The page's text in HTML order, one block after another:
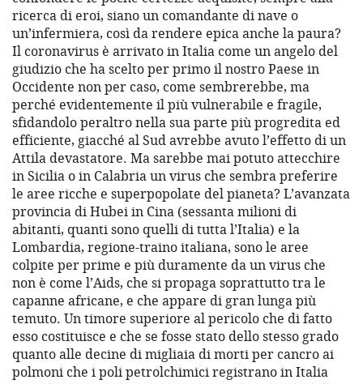
ricerca di eroi, siano un comandante di nave o
un’infermiera, così da rendere epica anche la paura?
Il coronavirus è arrivato in Italia come un angelo del
giudizio che ha scelto per primo il nostro Paese in
Occidente non per caso, come sembrerebbe, ma
perché evidentemente il più vulnerabile e fragile,
sfidandolo peraltro nella sua parte più progredita ed
efficiente, giacché al Sud avrebbe avuto l’effetto di un
Attila devastatore. Ma sarebbe mai potuto attecchire
in Sicilia o in Calabria un virus che sembra preferire
le aree ricche e superpopolate del pianeta? L’avanzata
provincia di Hubei in Cina (sessanta milioni di
abitanti, quanti sono quelli di tutta l’Italia) e la
Lombardia, regione-traino italiana, sono le aree
colpite per prime e più duramente da un virus che
non è come l’Aids, che si propaga soprattutto tra le
capanne africane, e che appare di gran lunga più
temuto. Un timore superiore al pericolo che di fatto
esso costituisce e che se fosse stato dello stesso grado
quanto alle decine di migliaia di morti per cancro ai
polmoni che i poli petrolchimici registrano in Italia